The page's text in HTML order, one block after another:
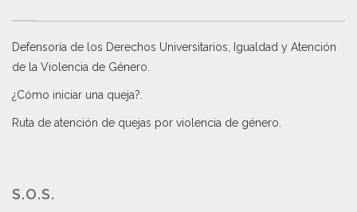
Defensoría de los Derechos Universitarios, Igualdad y Atención
de la Violencia de Género
¿Cómo iniciar una queja?
Ruta de atención de quejas por violencia de género
S.O.S.